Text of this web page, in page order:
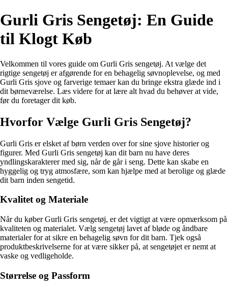
Gurli Gris Sengetøj: En Guide
til Klogt Køb
Velkommen til vores guide om Gurli Gris sengetøj. At vælge det
rigtige sengetøj er afgørende for en behagelig søvnoplevelse, og med
Gurli Gris sjove og farverige temaer kan du bringe ekstra glæde ind i
dit børneværelse. Læs videre for at lære alt hvad du behøver at vide,
før du foretager dit køb.
Hvorfor Vælge Gurli Gris Sengetøj?
Gurli Gris er elsket af børn verden over for sine sjove historier og
figurer. Med Gurli Gris sengetøj kan dit barn nu have deres
yndlingskarakterer med sig, når de går i seng. Dette kan skabe en
hyggelig og tryg atmosfære, som kan hjælpe med at berolige og glæde
dit barn inden sengetid.
Kvalitet og Materiale
Når du køber Gurli Gris sengetøj, er det vigtigt at være opmærksom på
kvaliteten og materialet. Vælg sengetøj lavet af bløde og åndbare
materialer for at sikre en behagelig søvn for dit barn. Tjek også
produktbeskrivelserne for at være sikker på, at sengetøjet er nemt at
vaske og vedligeholde.
Størrelse og Passform